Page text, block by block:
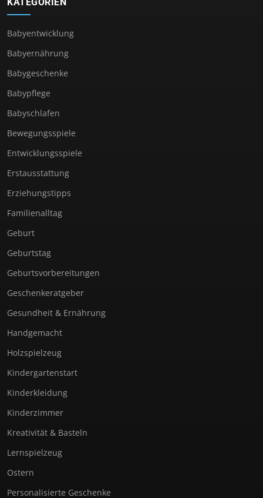
KATEGORIEN
Babyentwicklung
Babyernährung
Babygeschenke
Babypflege
Babyschlafen
Bewegungsspiele
Entwicklungsspiele
Erstausstattung
Erziehungstipps
Familienalltag
Geburt
Geburtstag
Geburtsvorbereitungen
Geschenkeratgeber
Gesundheit & Ernährung
Handgemacht
Holzspielzeug
Kindergartenstart
Kinderkleidung
Kinderzimmer
Kreativität & Basteln
Lernspielzeug
Ostern
Personalisierte Geschenke